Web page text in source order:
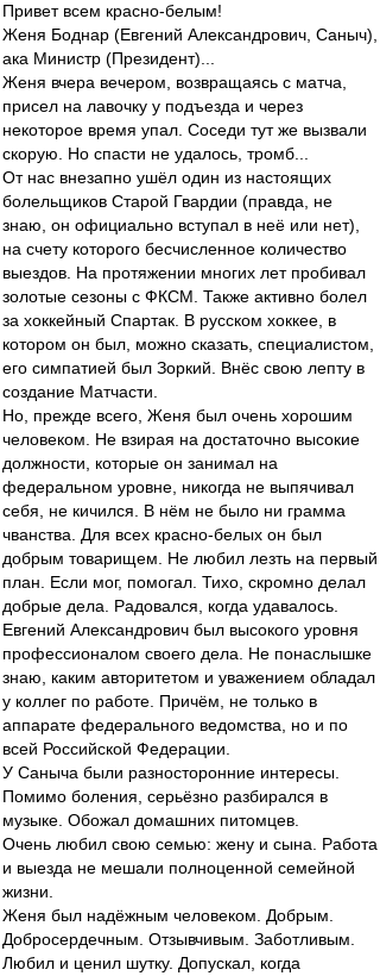
Привет всем красно-белым!
Женя Боднар (Евгений Александрович, Саныч),
ака Министр (Президент)...
Женя вчера вечером, возвращаясь с матча,
присел на лавочку у подъезда и через
некоторое время упал. Соседи тут же вызвали
скорую. Но спасти не удалось, тромб...
От нас внезапно ушёл один из настоящих
болельщиков Старой Гвардии (правда, не
знаю, он официально вступал в неё или нет),
на счету которого бесчисленное количество
выездов. На протяжении многих лет пробивал
золотые сезоны с ФКСМ. Также активно болел
за хоккейный Спартак. В русском хоккее, в
котором он был, можно сказать, специалистом,
его симпатией был Зоркий. Внёс свою лепту в
создание Матчасти.
Но, прежде всего, Женя был очень хорошим
человеком. Не взирая на достаточно высокие
должности, которые он занимал на
федеральном уровне, никогда не выпячивал
себя, не кичился. В нём не было ни грамма
чванства. Для всех красно-белых он был
добрым товарищем. Не любил лезть на первый
план. Если мог, помогал. Тихо, скромно делал
добрые дела. Радовался, когда удавалось.
Евгений Александрович был высокого уровня
профессионалом своего дела. Не понаслышке
знаю, каким авторитетом и уважением обладал
у коллег по работе. Причём, не только в
аппарате федерального ведомства, но и по
всей Российской Федерации.
У Саныча были разносторонние интересы.
Помимо боления, серьёзно разбирался в
музыке. Обожал домашних питомцев.
Очень любил свою семью: жену и сына. Работа
и выезда не мешали полноценной семейной
жизни.
Женя был надёжным человеком. Добрым.
Добросердечным. Отзывчивым. Заботливым.
Любил и ценил шутку. Допускал, когда